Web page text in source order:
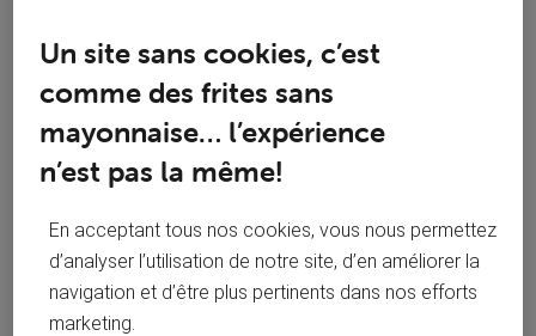
Bonjour, Etant passé chez Voo il y a quelques mois, je me
rends compte que je continue d'avoir des prélèvements en
faveur de Scarlet (ancien fournisseur). Lors du changement
totalement automatisé (domicilations comprises) ? Après les
avoir contacté
52
A
Adub a posté une question
samedi 28 février 2026
Un site sans cookies, c’est
comme des frites sans
mayonnaise… l’expérience
n’est pas la même!
En acceptant tous nos cookies, vous nous permettez
d’analyser l’utilisation de notre site, d’en améliorer la
navigation et d’être plus pertinents dans nos efforts
marketing.